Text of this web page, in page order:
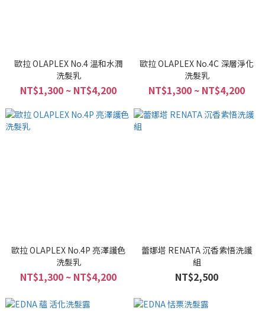
歐拉 OLAPLEX No.4 溫和水潤
洗髮乳
NT$1,300 ~ NT$4,200
歐拉 OLAPLEX No.4C 深層淨化
洗髮乳
NT$1,300 ~ NT$4,200
歐拉 OLAPLEX No.4P 亮澤護色
洗髮乳
NT$1,300 ~ NT$4,200
蕾娜塔 RENATA 沉香紫悟洗護
組
NT$2,500